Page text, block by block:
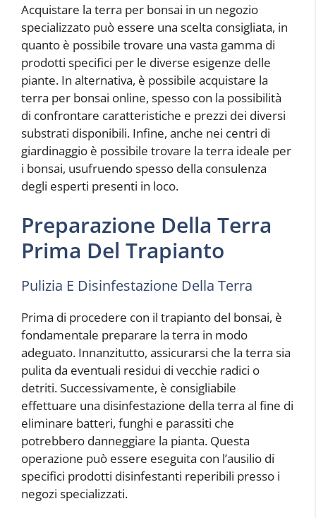
Acquistare la terra per bonsai in un negozio
specializzato può essere una scelta consigliata, in
quanto è possibile trovare una vasta gamma di
prodotti specifici per le diverse esigenze delle
piante. In alternativa, è possibile acquistare la
terra per bonsai online, spesso con la possibilità
di confrontare caratteristiche e prezzi dei diversi
substrati disponibili. Infine, anche nei centri di
giardinaggio è possibile trovare la terra ideale per
i bonsai, usufruendo spesso della consulenza
degli esperti presenti in loco.
Preparazione Della Terra
Prima Del Trapianto
Pulizia E Disinfestazione Della Terra
Prima di procedere con il trapianto del bonsai, è
fondamentale preparare la terra in modo
adeguato. Innanzitutto, assicurarsi che la terra sia
pulita da eventuali residui di vecchie radici o
detriti. Successivamente, è consigliabile
effettuare una disinfestazione della terra al fine di
eliminare batteri, funghi e parassiti che
potrebbero danneggiare la pianta. Questa
operazione può essere eseguita con l’ausilio di
specifici prodotti disinfestanti reperibili presso i
negozi specializzati.